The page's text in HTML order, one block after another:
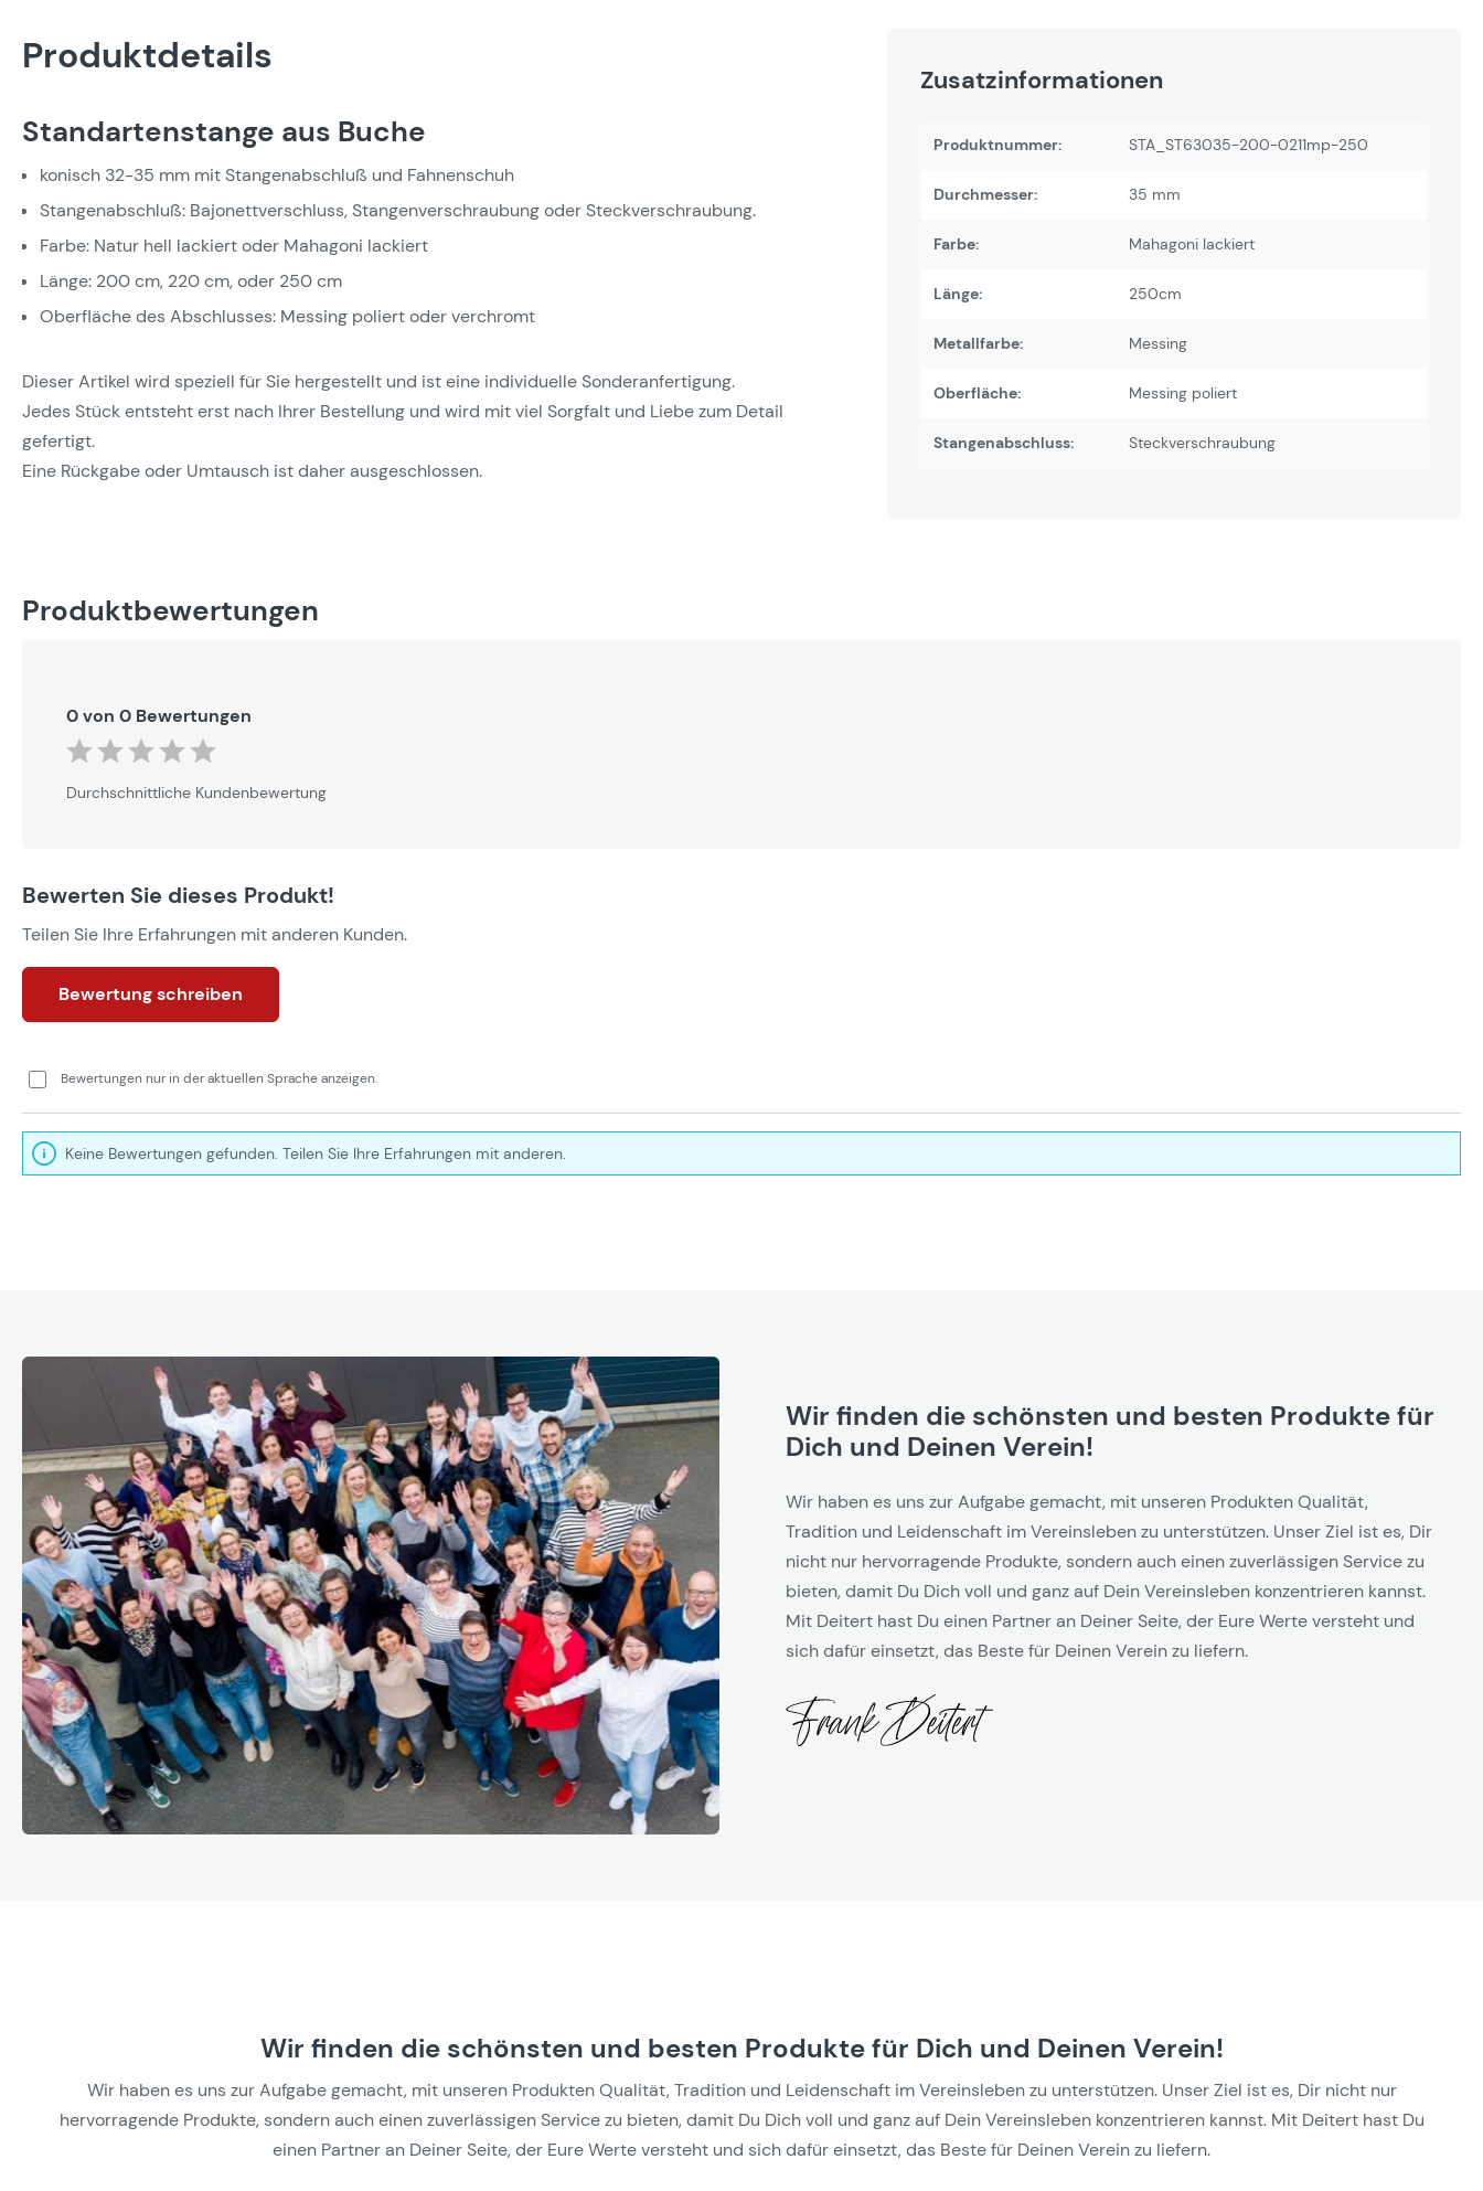
Produktdetails
Standartenstange aus Buche
konisch 32-35 mm mit Stangenabschluß und Fahnenschuh
Stangenabschluß: Bajonettverschluss, Stangenverschraubung oder Steckverschraubung.
Farbe: Natur hell lackiert oder Mahagoni lackiert
Länge: 200 cm, 220 cm, oder 250 cm
Oberfläche des Abschlusses: Messing poliert oder verchromt
Dieser Artikel wird speziell für Sie hergestellt und ist eine individuelle Sonderanfertigung.
Jedes Stück entsteht erst nach Ihrer Bestellung und wird mit viel Sorgfalt und Liebe zum Detail
gefertigt.
Eine Rückgabe oder Umtausch ist daher ausgeschlossen.
Zusatzinformationen
Produktnummer: STA_ST63035-200-0211mp-250
Durchmesser: 35 mm
Farbe: Mahagoni lackiert
Länge: 250cm
Metallfarbe: Messing
Oberfläche: Messing poliert
Stangenabschluss: Steckverschraubung
Produktbewertungen
0 von 0 Bewertungen
Durchschnittliche Bewertung von 0 von 5 Sternen
Durchschnittliche Kundenbewertung
Bewerten Sie dieses Produkt!
Teilen Sie Ihre Erfahrungen mit anderen Kunden.
Bewertung schreiben
Bewertungen nur in der aktuellen Sprache anzeigen.
Keine Bewertungen gefunden. Teilen Sie Ihre Erfahrungen mit anderen.
Wir finden die schönsten und besten Produkte für
Dich und Deinen Verein!
Wir haben es uns zur Aufgabe gemacht, mit unseren Produkten Qualität,
Tradition und Leidenschaft im Vereinsleben zu unterstützen. Unser Ziel ist es, Dir
nicht nur hervorragende Produkte, sondern auch einen zuverlässigen Service zu
bieten, damit Du Dich voll und ganz auf Dein Vereinsleben konzentrieren kannst.
Mit Deitert hast Du einen Partner an Deiner Seite, der Eure Werte versteht und
sich dafür einsetzt, das Beste für Deinen Verein zu liefern.
Wir finden die schönsten und besten Produkte für Dich und Deinen Verein!
Wir haben es uns zur Aufgabe gemacht, mit unseren Produkten Qualität, Tradition und Leidenschaft im Vereinsleben zu unterstützen. Unser Ziel ist es, Dir nicht nur
hervorragende Produkte, sondern auch einen zuverlässigen Service zu bieten, damit Du Dich voll und ganz auf Dein Vereinsleben konzentrieren kannst. Mit Deitert hast Du
einen Partner an Deiner Seite, der Eure Werte versteht und sich dafür einsetzt, das Beste für Deinen Verein zu liefern.